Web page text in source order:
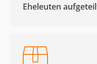
Eheleuten